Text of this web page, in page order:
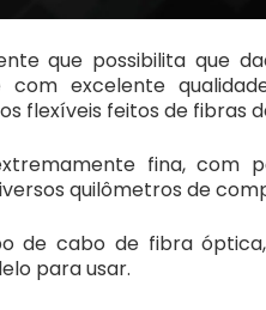
que possibilita que
excelente
flexíveis feitos de fibras
fina, com
quilômetros de
de cabo de fibra
para usar.